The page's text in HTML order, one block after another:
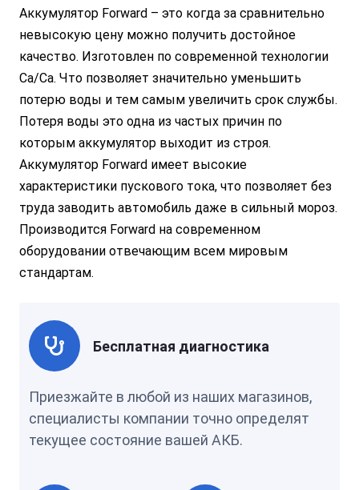
Аккумулятор Forward – это когда за сравнительно
невысокую цену можно получить достойное
качество. Изготовлен по современной технологии
Ca/Ca. Что позволяет значительно уменьшить
потерю воды и тем самым увеличить срок службы.
Потеря воды это одна из частых причин по
которым аккумулятор выходит из строя.
Аккумулятор Forward имеет высокие
характеристики пускового тока, что позволяет без
труда заводить автомобиль даже в сильный мороз.
Производится Forward на современном
оборудовании отвечающим всем мировым
стандартам.
Бесплатная диагностика
Приезжайте в любой из наших магазинов,
специалисты компании точно определят
текущее состояние вашей АКБ.